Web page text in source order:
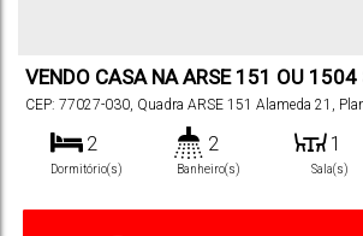
VENDO CASA NA ARSE 151 OU 1504
FINANCIAVEL
CEP: 77027-030, Quadra ARSE 151 Alameda 21 ,
2
Dormitório(s)
2
Banheiro(s)
1
Sala(s)